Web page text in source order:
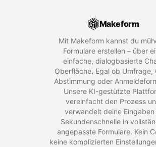
Makeform
Mit Makeform kannst du
Formulare erstellen – über
einfache, dialogbasierte
Oberfläche. Egal ob Umfrage,
Abstimmung oder
Unsere KI-gestützte
vereinfacht den Prozess
verwandelt deine Eingaben
Sekundenschnelle in
angepasste Formulare. Kein
keine komplizierten